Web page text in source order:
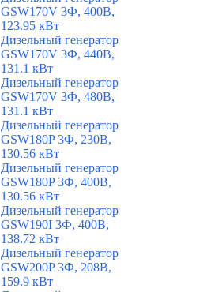
GSW170V 3Ф, 400В,
123.95 кВт
Дизельный генератор
GSW170V 3Ф, 440В,
131.1 кВт
Дизельный генератор
GSW170V 3Ф, 480В,
131.1 кВт
Дизельный генератор
GSW180P 3Ф, 230В,
130.56 кВт
Дизельный генератор
GSW180P 3Ф, 400В,
130.56 кВт
Дизельный генератор
GSW190I 3Ф, 400В,
138.72 кВт
Дизельный генератор
GSW200P 3Ф, 208В,
159.9 кВт